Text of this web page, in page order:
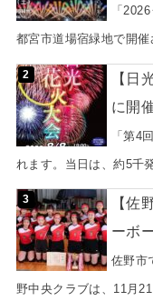
「
都宮市道場宿緑地で開
【日
に開
「第4
れます。当日は、約5千
【佐
ーボ
佐野市
野中央クラブは、11月